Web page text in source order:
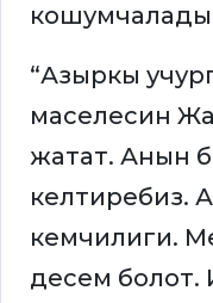
“Азыркы
маселесин
жатат. Анын
келтиребиз.
кемчилиги.
десем